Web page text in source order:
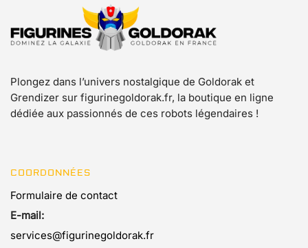
Plongez dans l’univers nostalgique de Goldorak et
Grendizer sur figurinegoldorak.fr, la boutique en ligne
dédiée aux passionnés de ces robots légendaires !
COORDONNÉES
Formulaire de contact
E-mail:
services@figurinegoldorak.fr